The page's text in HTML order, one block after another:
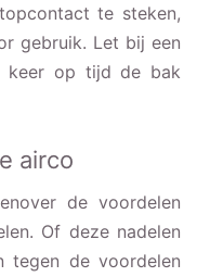
te steken,
gebruik. Let bij een
keer op tijd de bak
airco
de voordelen
Of deze nadelen
tegen de voordelen